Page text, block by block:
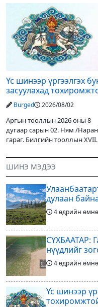
уулархаг нутгаар бороо, дуу
цахилгаантай аадар бороо
орох тул голуудын усны
түвшин нэмэгдэх, нөөлөг
Үс шинээр үргээлгэх
засуулахад
Burged 2026/08/02
Аргын тооллын 2026 оны 8
дугаар сарын 02. Ням /
гараг. Билгийн тооллын XVII
гал Морин жилийн Зуны
хөхөгчин хонь сарын шинийн
19, Адъяа /Асралт/
ШИНЭ МЭДЭЭ
дулаан
4 өдрийн өмнө
СҮХБААТАР:
нүүдлийг
дүнгээ өгч
4 өдрийн өмнө
Үс шинээр